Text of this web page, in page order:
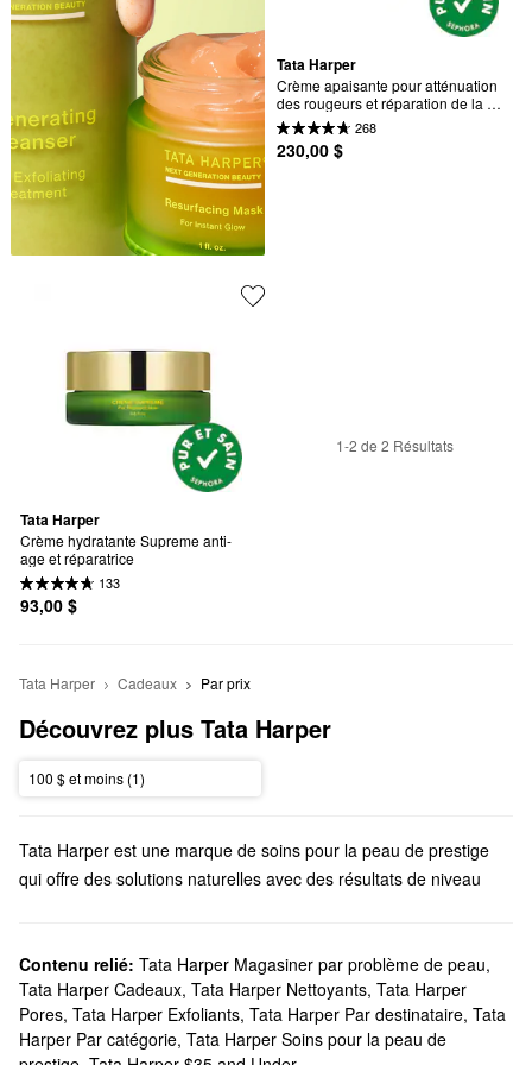
Tata Harper
Crème apaisante pour atténuation
des rougeurs et réparation de la
peau
268
230,00 $
Tata Harper
Crème hydratante Supreme anti-
age et réparatrice
133
93,00 $
1-2 de 2 Résultats
Tata Harper Cadeaux Par prix
Découvrez plus Tata Harper
100 $ et moins (1)
Tata Harper est une marque de soins pour la peau de prestige
qui offre des solutions naturelles avec des résultats de niveau
offre des formules fiables pour chaque étape de votre rituel.
Est-ce que Sephora offre Tata Harper?
Vous pouvez trouver de nombreux essentiels desoins pour la
peaude Tata Harper chez Sephora. À la recherche d’un nouvel
Contenu relié: Tata Harper Magasiner par problème de peau,
Tata Harper Cadeaux, Tata Harper Nettoyants, Tata Harper
Pores, Tata Harper Exfoliants, Tata Harper Par destinataire, Tata
Harper Par catégorie, Tata Harper Soins pour la peau de